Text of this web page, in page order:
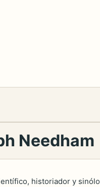
Needham
historiador y